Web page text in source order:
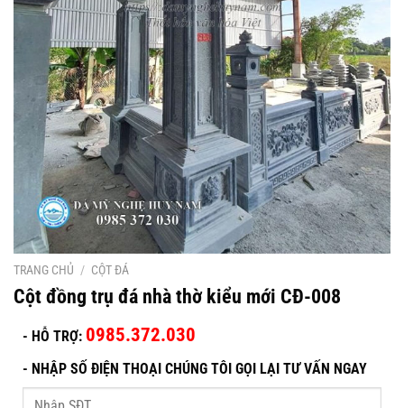
TRANG CHỦ / CỘT ĐÁ
Cột đồng trụ đá nhà thờ kiểu mới CĐ-008
- HỖ TRỢ: 0985.372.030
- NHẬP SỐ ĐIỆN THOẠI CHÚNG TÔI GỌI LẠI TƯ VẤN NGAY